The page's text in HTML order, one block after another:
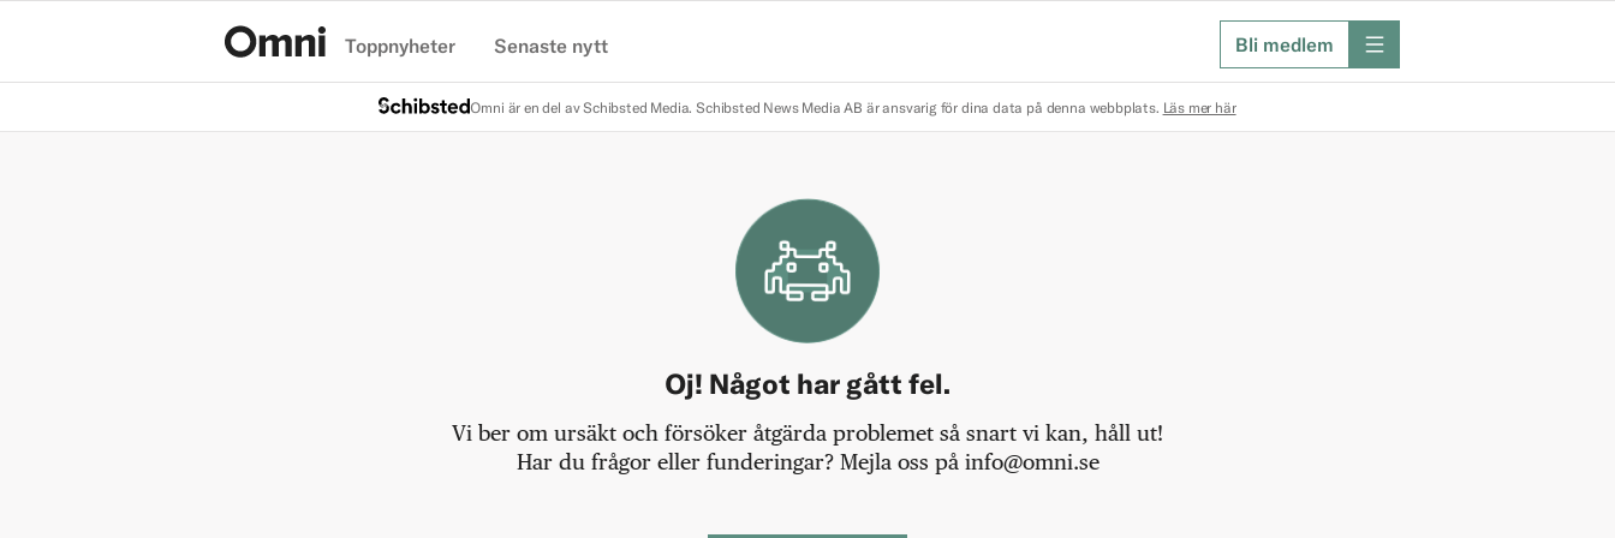
Toppnyheter Senaste nytt Bli medlem meny
Omni är en del av Schibsted Media. Schibsted News Media AB är ansvarig för dina data på denna webbplats. Läs mer här
Oj! Något har gått fel.
Vi ber om ursäkt och försöker åtgärda problemet så snart vi kan, håll ut!
Har du frågor eller funderingar? Mejla oss på info@omni.se